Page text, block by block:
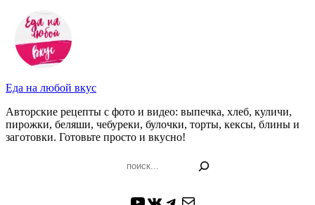
Перейти
содержимому
Еда на любой вкус
Авторские рецепты с фото и видео: выпечка, хлеб, куличи,
пирожки, беляши, чебуреки, булочки, торты, кексы, блины и
заготовки. Готовьте просто и вкусно!
YouTube
ВКонтакте
Telegram
Почта